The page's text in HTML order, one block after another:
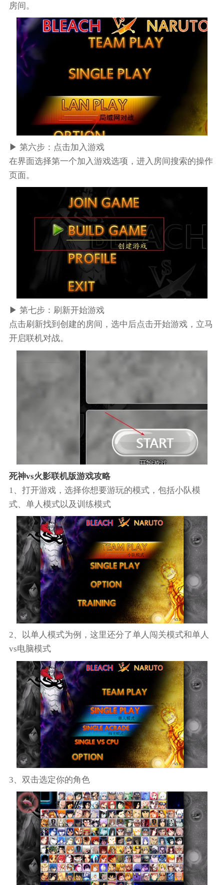
房间。
▶ 第六步：点击加入游戏
在界面选择第一个加入游戏选项，进入房间搜索的操作
页面。
▶ 第七步：刷新开始游戏
点击刷新找到创建的房间，选中后点击开始游戏，立马
开启联机对战。
死神vs火影联机版游戏攻略
1、打开游戏，选择你想要游玩的模式，包括小队模
式、单人模式以及训练模式
2、以单人模式为例，这里还分了单人闯关模式和单人
vs电脑模式
3、双击选定你的角色